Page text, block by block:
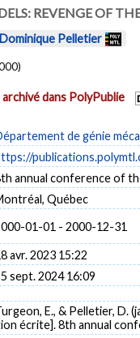
REVENGE OF
Dominique Pelletier
dans PolyPublie
de génie
annual conference of
Québec
01-01 - 2000-12-31
avr. 2023 15:22
sept. 2024 16:09
E., & Pelletier, D.
écrite]. 8th annual